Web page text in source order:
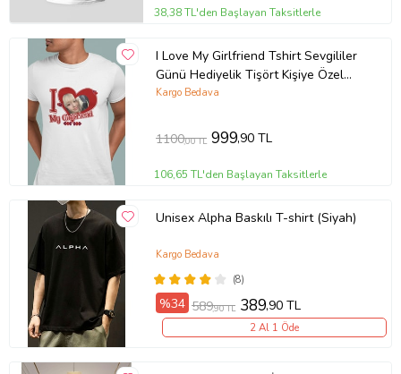
38,38 TL'den Başlayan Taksitlerle
I Love My Girlfriend Tshirt Sevgililer
Günü Hediyelik Tişört Kişiye Özel
Fotoğraf Baskılı (Düz Beyaz)
Kargo Bedava
1100,00 TL 999,90 TL
106,65 TL'den Başlayan Taksitlerle
Unisex Alpha Baskılı T-shirt (Siyah)
(8)
Kargo Bedava
%34 589,90 TL 389,90 TL
2 Al 1 Öde